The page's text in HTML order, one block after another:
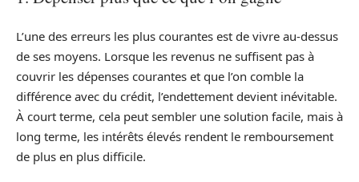
L’une des erreurs les plus courantes est de vivre au-dessus
de ses moyens. Lorsque les revenus ne suffisent pas à
couvrir les dépenses courantes et que l’on comble la
différence avec du crédit, l’endettement devient inévitable.
À court terme, cela peut sembler une solution facile, mais à
long terme, les intérêts élevés rendent le remboursement
de plus en plus difficile.